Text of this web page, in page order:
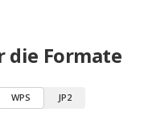
die Formate
WPS JP2